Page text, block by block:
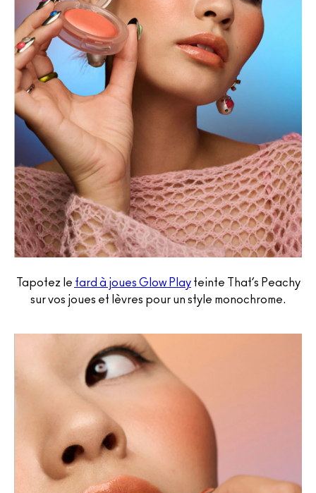
Tapotez le fard à joues Glow Playteinte That’s Peachy
sur vos joues et lèvres pour un style monochrome.